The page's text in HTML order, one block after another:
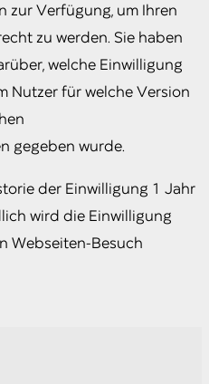
zur Verfügung, um Ihren
zu werden. Sie haben
welche Einwilligung
Nutzer für welche Version
gegeben wurde.
der Einwilligung 1 Jahr
wird die Einwilligung
Webseiten-Besuch